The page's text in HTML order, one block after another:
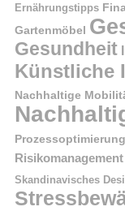
Ernährungstipps
Gartenmöbel
Gesundheit
Künstliche
Nachhaltige
Prozessoptimierung
Risikomanagement
Skandinavisches